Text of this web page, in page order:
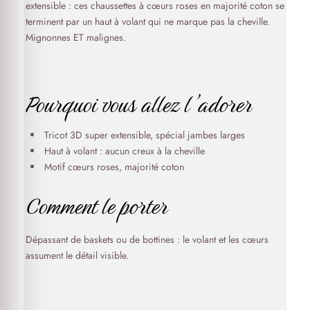
extensible : ces chaussettes à cœurs roses en majorité coton se
terminent par un haut à volant qui ne marque pas la cheville.
Mignonnes ET malignes.
Pourquoi vous allez l’adorer
Tricot 3D super extensible, spécial jambes larges
Haut à volant : aucun creux à la cheville
Motif cœurs roses, majorité coton
Comment le porter
Dépassant de baskets ou de bottines : le volant et les cœurs
assument le détail visible.